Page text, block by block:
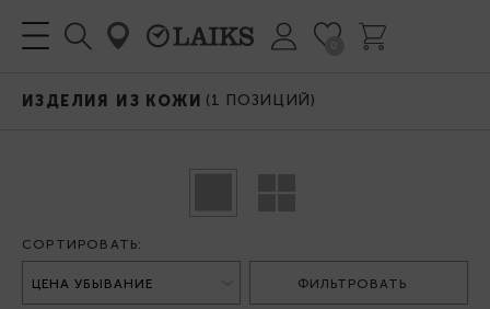
ИЗДЕЛИЯ ИЗ КОЖИ (1 ПОЗИЦИЙ)
СОРТИРОВАТЬ:
ФИЛЬТРОВАТЬ